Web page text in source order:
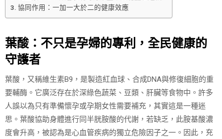
協同作用：一加一大於二的健康效應
葉酸：不只是孕婦的專利，全民健康的
守護者
葉酸，又稱維生素B9，是製造紅血球、合成DNA與修復細胞的重
要輔酶。它廣泛存在於深綠色蔬菜、豆類、肝臟等食物中。許多
人誤以為只有準備懷孕或孕期女性需要補充，其實這是一種迷
思。葉酸協助身體進行同半胱胺酸的代謝，若缺乏，此胺基酸濃
度會升高，被認為是心血管疾病的獨立危險因子之一。因此，充